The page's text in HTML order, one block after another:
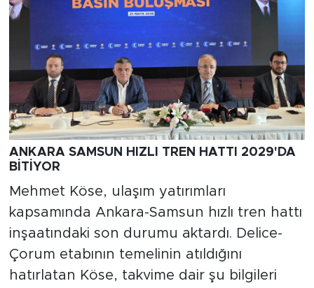
ANKARA SAMSUN HIZLI TREN HATTI 2029'DA
BİTİYOR
Mehmet Köse, ulaşım yatırımları
kapsamında Ankara-Samsun hızlı tren hattı
inşaatındaki son durumu aktardı. Delice-
Çorum etabının temelinin atıldığını
hatırlatan Köse, takvime dair şu bilgileri